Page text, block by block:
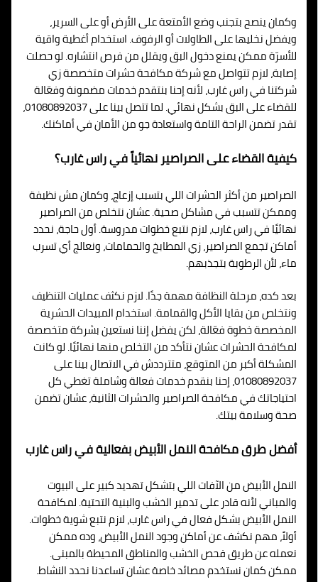
وكمان ينصح بتجنب وضع الأمتعة على الأرض أو على السرير،
ويفضل نخليها على الطاولات أو الرفوف. استخدام أغطية واقية
للأسرّة ممكن يمنع دخول البق ويقلل من فرص انتشاره. لو حصلت
إصابة، لازم تتواصل مع شركة مكافحة حشرات متخصصة زي
شركتنا في راس غارب، لأنه إحنا بنتقدم خدمات مضمونة وفعّالة
للقضاء على البق بشكل نهائي. لما تتصل بينا على 01080892037،
تقدر تضمن الراحة التامة واستعادة جو من الأمان في أماكنك.
كيفية القضاء على الصراصير نهائياً في راس غارب؟
الصراصير من أكثر الحشرات اللي بتسبب إزعاج، وكمان مش نظيفة
وممكن تتسبب في مشاكل صحية. عشان نتخلص من الصراصير
نهائيًا في راس غارب، لازم نتبع خطوات مدروسة. أول حاجة، نحدد
أماكن تجمع الصراصير، زي المطابخ والحمامات، ونعالج أي تسرب
ماء، لأن الرطوبة بتجذبهم.
بعد كده، مرحلة النظافة مهمة جدًا. لازم نكثف عمليات التنظيف
ونتخلص من بقايا الأكل والقمامة. استخدام المبيدات الحشرية
المخصصة خطوة فعّالة، لكن يفضل إننا نستعين بشركة متخصصة
لمكافحة الحشرات عشان نتأكد من التخلص منها نهائيًا. لو كانت
المشكلة أكبر من المتوقع، متترددش في الاتصال بينا على
01080892037، إحنا بنقدم خدمات فعالة وشاملة تغطي كل
احتياجاتك في مكافحة الصراصير والحشرات الثانية، عشان تضمن
صحة وسلامة بيتك.
أفضل طرق مكافحة النمل الأبيض بفعالية في راس غارب
النمل الأبيض من الآفات اللي بتشكل تهديد كبير على البيوت
والمباني لأنه قادر على تدمير الخشب والبنية التحتية. لمكافحة
النمل الأبيض بشكل فعال في راس غارب، لازم نتبع شوية خطوات.
أولاً، مهم نكشف عن أماكن وجود النمل الأبيض، وده ممكن
نعمله عن طريق فحص الخشب والمناطق المحيطة بالمبنى.
ممكن كمان نستخدم مصائد خاصة عشان تساعدنا نحدد النشاط.